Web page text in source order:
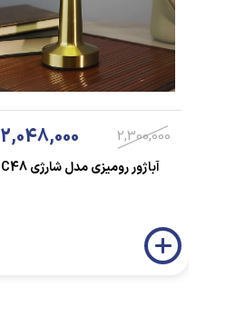
2,300,000
2,048,000
آباژور رومیزی مدل شارژی JC48